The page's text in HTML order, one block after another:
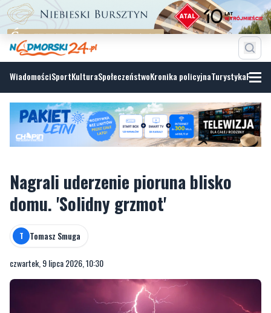
WiadomościSportKulturaSpołeczeństwoKronika policyjnaTurystyka
Nagrali uderzenie pioruna blisko
domu. 'Solidny grzmot'
T Tomasz Smuga
czwartek, 9 lipca 2026, 10:30